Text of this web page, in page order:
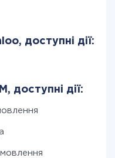
доступні дії:
доступні дії: